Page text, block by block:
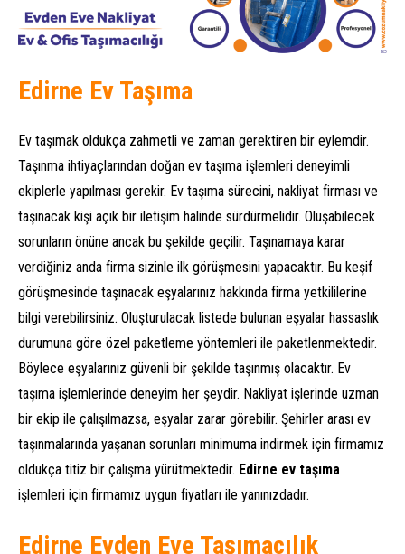
Edirne Ev Taşıma
Ev taşımak oldukça zahmetli ve zaman gerektiren bir eylemdir.
Taşınma ihtiyaçlarından doğan ev taşıma işlemleri deneyimli
ekiplerle yapılması gerekir. Ev taşıma sürecini, nakliyat firması ve
taşınacak kişi açık bir iletişim halinde sürdürmelidir. Oluşabilecek
sorunların önüne ancak bu şekilde geçilir. Taşınamaya karar
verdiğiniz anda firma sizinle ilk görüşmesini yapacaktır. Bu keşif
görüşmesinde taşınacak eşyalarınız hakkında firma yetkililerine
bilgi verebilirsiniz. Oluşturulacak listede bulunan eşyalar hassaslık
durumuna göre özel paketleme yöntemleri ile paketlenmektedir.
Böylece eşyalarınız güvenli bir şekilde taşınmış olacaktır. Ev
taşıma işlemlerinde deneyim her şeydir. Nakliyat işlerinde uzman
bir ekip ile çalışılmazsa, eşyalar zarar görebilir. Şehirler arası ev
taşınmalarında yaşanan sorunları minimuma indirmek için firmamız
oldukça titiz bir çalışma yürütmektedir. Edirne ev taşıma
işlemleri için firmamız uygun fiyatları ile yanınızdadır.
Edirne Evden Eve Taşımacılık